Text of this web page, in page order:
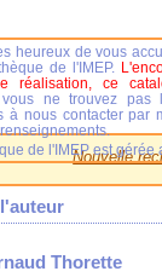
Nouvelle
Thorette
heureux de vous
de l'IMEP.
réalisation, ce
ne trouvez pas
à nous contacter par
de l'IMEP est gérée